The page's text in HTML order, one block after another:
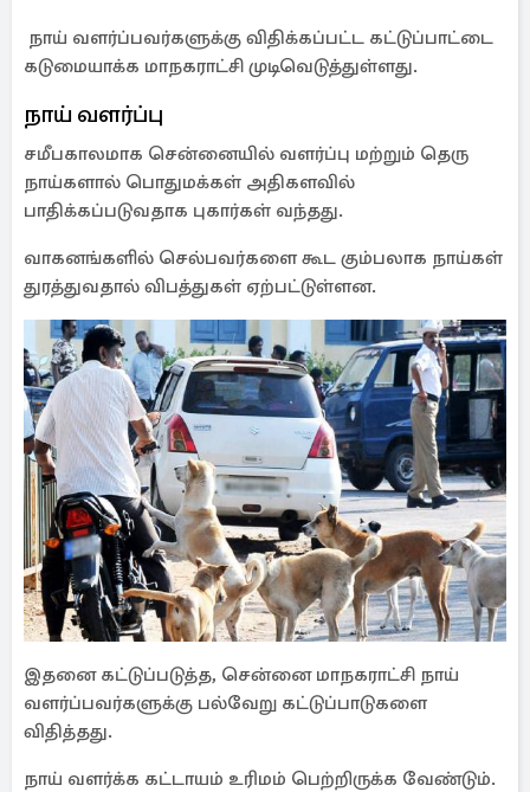
நாய் வளர்ப்பவர்களுக்கு விதிக்கப்பட்ட கட்டுப்பாட்டை
கடுமையாக்க மாநகராட்சி முடிவெடுத்துள்ளது.
நாய் வளர்ப்பு
சமீபகாலமாக சென்னையில் வளர்ப்பு மற்றும் தெரு
நாய்களால் பொதுமக்கள் அதிகளவில்
பாதிக்கப்படுவதாக புகார்கள் வந்தது.
வாகனங்களில் செல்பவர்களை கூட கும்பலாக நாய்கள்
துரத்துவதால் விபத்துகள் ஏற்பட்டுள்ளன.
இதனை கட்டுப்படுத்த, சென்னை மாநகராட்சி நாய்
வளர்ப்பவர்களுக்கு பல்வேறு கட்டுப்பாடுகளை
விதித்தது.
நாய் வளர்க்க கட்டாயம் உரிமம் பெற்றிருக்க வேண்டும்.